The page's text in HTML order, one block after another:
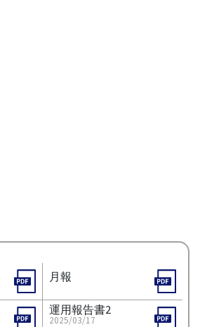
月報
運用報告書2
2025/03/17